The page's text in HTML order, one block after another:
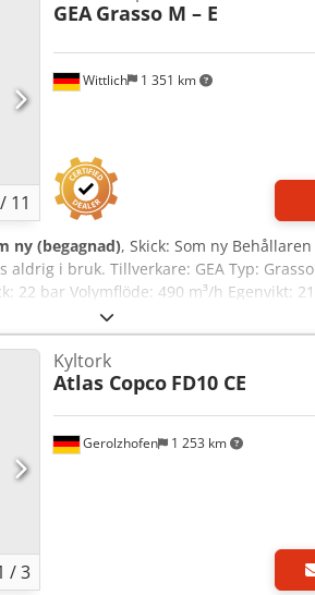
/ 11
Wittlich 1 351 km
GEA Grasso M – E
ny (begagnad), Skick: Som ny
i bruk. Tillverkare: GEA Typ:
22 bar Volymflöde: 490 m³/h Egenvikt:
AROBA separator-behållare 2400 l,
Danfoss VLT med 132
2019, serienr. 400004929, 400004928,
Pesch, typ BR16-SAF33NC, serienr.
/3
Gerolzhofen 1 253 km
Kyltork
Atlas Copco FD10 CE